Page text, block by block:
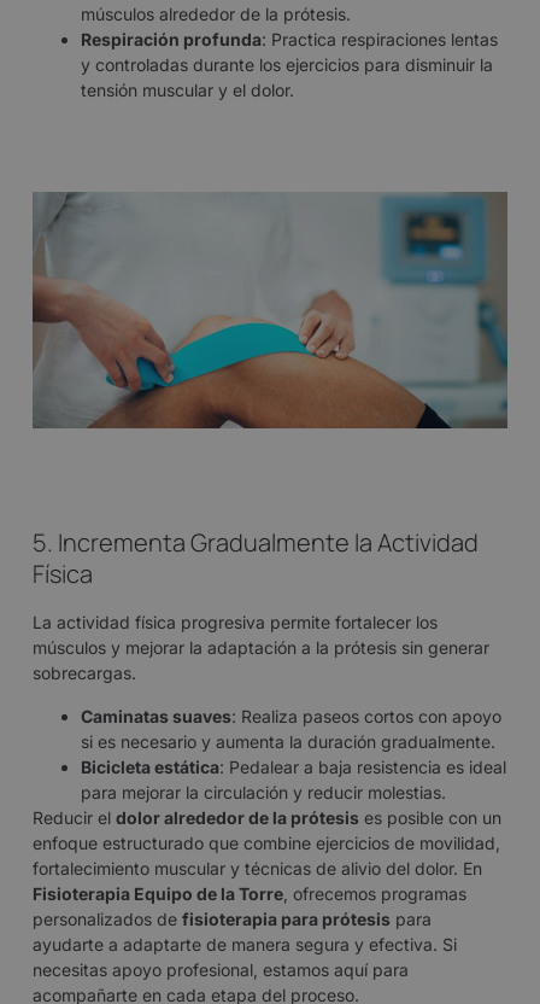
músculos alrededor de la prótesis.
Respiración profunda: Practica respiraciones lentas
y controladas durante los ejercicios para disminuir la
tensión muscular y el dolor.
5. Incrementa Gradualmente la Actividad
Física
La actividad física progresiva permite fortalecer los
músculos y mejorar la adaptación a la prótesis sin generar
sobrecargas.
Caminatas suaves: Realiza paseos cortos con apoyo
si es necesario y aumenta la duración gradualmente.
Bicicleta estática: Pedalear a baja resistencia es ideal
para mejorar la circulación y reducir molestias.
Reducir eldolor alrededor de la prótesis es posible con un
enfoque estructurado que combine ejercicios de movilidad,
fortalecimiento muscular y técnicas de alivio del dolor. En
Fisioterapia Equipo de la Torre , ofrecemos programas
personalizados defisioterapia para prótesis para
ayudarte a adaptarte de manera segura y efectiva. Si
necesitas apoyo profesional, estamos aquí para
acompañarte en cada etapa del proceso.